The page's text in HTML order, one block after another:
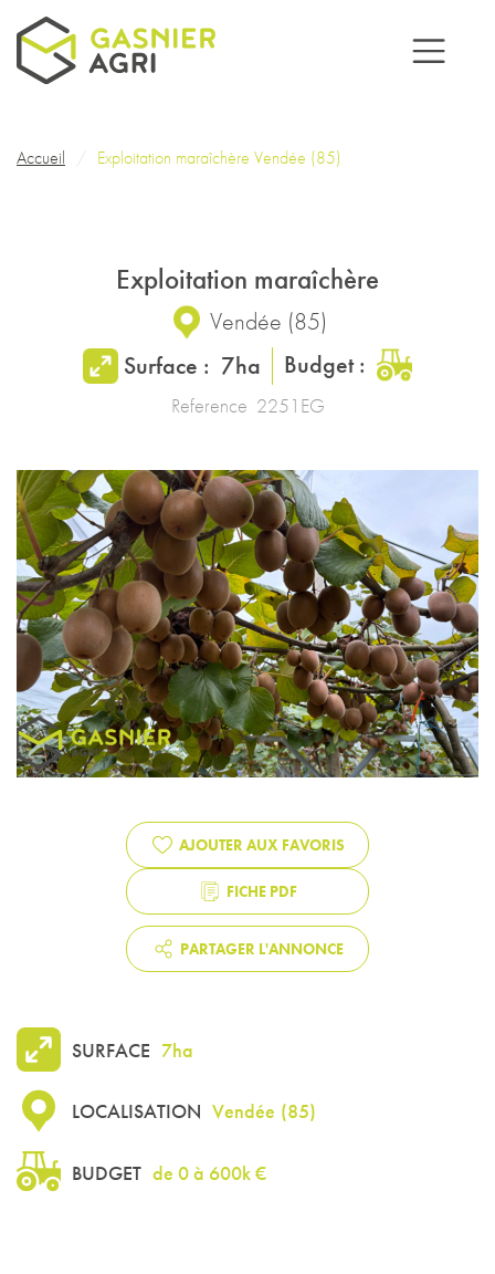
Aller au contenu principal
Fil d'Ariane
Accueil Exploitation maraîchère Vendée (85)
Exploitation maraîchère
Vendée (85)
Surface : 7ha Budget :
Reference 2251EG
AJOUTER AUX FAVORIS
FICHE PDF
PARTAGER L'ANNONCE
SURFACE 7ha
LOCALISATION Vendée (85)
BUDGET de 0 à 600k €